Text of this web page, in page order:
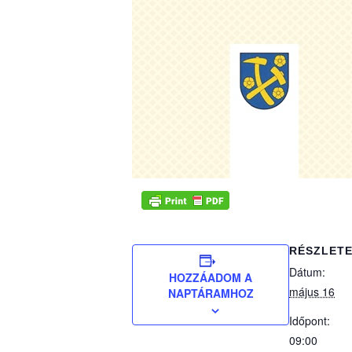
HOZZÁADOM A
NAPTÁRAMHOZ
Dátum:
május 16
Időpont:
09:00